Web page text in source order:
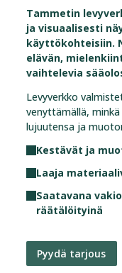
Tammetin
ja visuaalisesti
käyttökohteisiin.
elävän,
vaihtelevia
Levyverkko
venyttämällä,
lujuutensa ja
Kestävät ja
Laaja
Saatavana
räätälöityinä
Pyydä tarjous